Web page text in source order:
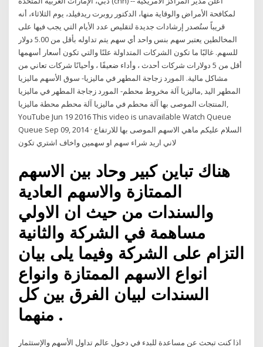
لمكافحة الأمراض والوقاية منها، الدكتور روبرت ريدفيلد، يوم الثلاثاء، أنه
قريباً ستُصدر إرشادات جديدة لتقليص عدد الأيام التي يجب فيها على
المخالطين يعتبر سهم بنس واحد أي سهم يتم تداوله بأقل من 5.00 دولار
للسهم. غالبًا ما تكون الشركات المتداولة علنًا والتي تكون أسعار أسهمها
أقل من 5 دولارات شركات أحدث ، وأداء ضعيفًا ، وأحيانًا شركات تعاني من
مشاكل مالية. المورد زجاجة المطهر في ماليزيا- سوق الأسهم ماليزيا
المطهر اليد ,ماليزيا آلة مخروط محطم- المورد زجاجة المطهر في ماليزيا
,المنتجات الموصى بها آلة محطم في ماليزيا آلة محطم محطة ماليزيا
YouTube Jun 19 2016 This video is unavailable Watch Queue
Queue Sep 09, 2014 · السلام عليكم ماهي الاسهم الموصى بها للارتفاع
لاني اريد شراء سهم او سهمين واخاف اشتري تكون
هناك تباين كبير وحاد بين الاسهم
الممتازة والاسهم العادية
والسندات من حيث ان الاولي
مساهمة في الشركة والثانية
التزام على الشركة وفيما يلى بيان
انواع الاسهم الممتازة وانواع
السندات لبيان الفرق بين كل
منهما .
اذا كنت تبحث عن مساعدة للبدء في دخول عالم تداول الأسهم والإستثمار